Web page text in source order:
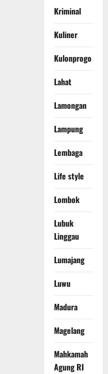
Kriminal
Kuliner
Kulonprogo
Lahat
Lamongan
Lampung
Lembaga
Life style
Lombok
Lubuk
Linggau
Lumajang
Luwu
Madura
Magelang
Mahkamah
Agung RI